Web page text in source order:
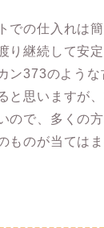
での仕入れは
り継続して安
ン373のよう
と思いますが
ので、多くの
ものが当ては